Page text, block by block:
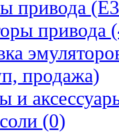
привода
привода
продажа)
и
(0)